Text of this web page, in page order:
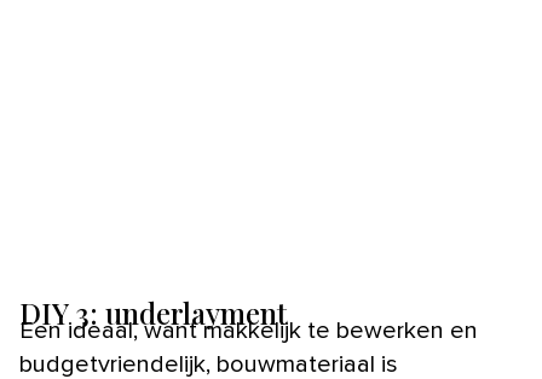
DIY 3: underlayment
Een ideaal, want makkelijk te bewerken en
budgetvriendelijk, bouwmateriaal is